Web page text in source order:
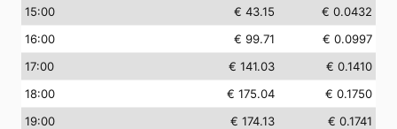
15:00 € 43.15
€ 0.0432
16:00 € 99.71
€ 0.0997
17:00 € 141.03
€ 0.1410
18:00 € 175.04
€ 0.1750
19:00 € 174.13
€ 0.1741